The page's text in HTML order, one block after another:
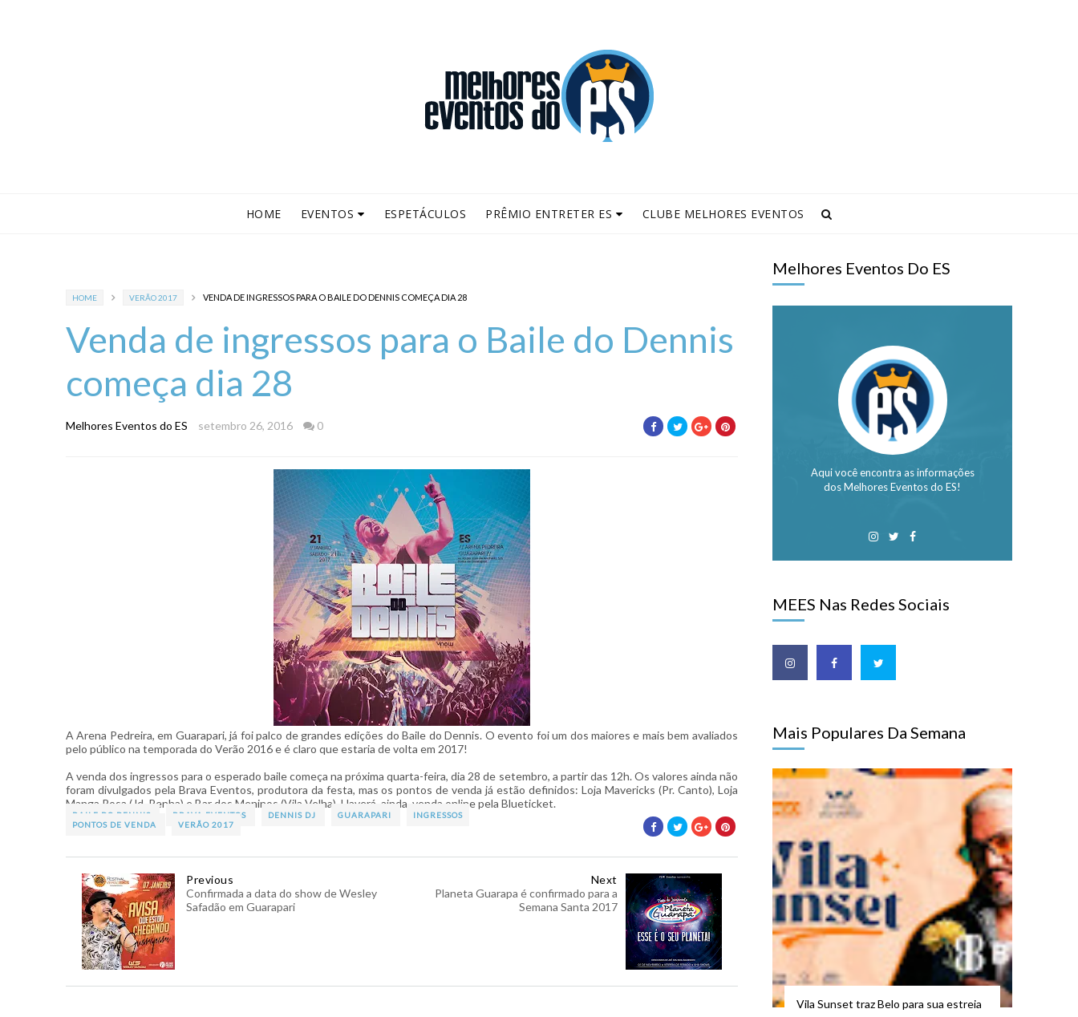
HOME EVENTOS ESPETÁCULOS PRÊMIO ENTRETER ES CLUBE MELHORES EVENTOS
HOME VERÃO 2017 VENDA DE INGRESSOS PARA O BAILE DO DENNIS COMEÇA DIA 28
Venda de ingressos para o Baile do Dennis
começa dia 28
Melhores Eventos do ES setembro 26, 2016 0
A Arena Pedreira, em Guarapari, já foi palco de grandes edições do Baile do Dennis. O evento foi um dos maiores e mais bem avaliados
pelo público na temporada do Verão 2016 e é claro que estaria de volta em 2017!
A venda dos ingressos para o esperado baile começa na próxima quarta-feira, dia 28 de setembro, a partir das 12h. Os valores ainda não
foram divulgados pela Brava Eventos, produtora da festa, mas os pontos de venda já estão definidos: Loja Mavericks (Pr. Canto), Loja
Manga Rosa (Jd. Penha) e Bar dos Meninos (Vila Velha). Haverá, ainda, venda online pela Blueticket.
BAILE DO DENNIS BRAVA EVENTOS DENNIS DJ GUARAPARI
INGRESSOS
PONTOS DE VENDA
VERÃO 2017
Next
Planeta Guarapa é confirmado para a
Semana Santa 2017
Previous
Confirmada a data do show de Wesley
Safadão em Guarapari
Melhores Eventos Do ES
Aqui você encontra as informações
dos Melhores Eventos do ES!
MEES Nas Redes Sociais
Mais Populares Da Semana
Vila Sunset traz Belo para sua estreia